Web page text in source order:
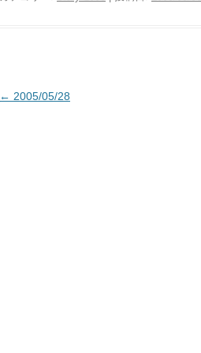
投
← 2005/05/28